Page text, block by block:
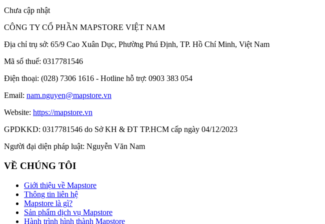
Chưa cập nhật
CÔNG TY CỔ PHẦN MAPSTORE VIỆT NAM
Địa chỉ trụ sở: 65/9 Cao Xuân Dục, Phường Phú Định, TP. Hồ Chí Minh, Việt Nam
Mã số thuế: 0317781546
Điện thoại: (028) 7306 1616 - Hotline hỗ trợ: 0903 383 054
Email: nam.nguyen@mapstore.vn
Website: https://mapstore.vn
GPDKKD: 0317781546 do Sở KH & ĐT TP.HCM cấp ngày 04/12/2023
Người đại diện pháp luật: Nguyễn Văn Nam
VỀ CHÚNG TÔI
Giới thiệu về Mapstore
Thông tin liên hệ
Mapstore là gì?
Sản phẩm dịch vụ Mapstore
Hành trình hình thành Mapstore